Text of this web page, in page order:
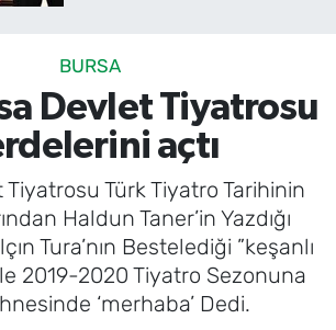
BURSA
Devlet Tiyatrosu
açtı
Türk Tiyatro Tarihinin
Haldun Taner’in Yazdığı
Tura’nın Bestelediği ”keşanlı
2019-2020 Tiyatro Sezonuna
‘merhaba’ Dedi.